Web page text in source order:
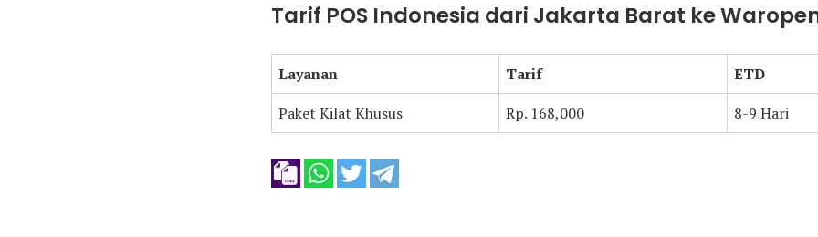
Tarif POS Indonesia dari Jakarta Barat ke
Layanan Tarif
ETD
Paket Kilat Khusus
Rp. 168,000 8-9 Hari